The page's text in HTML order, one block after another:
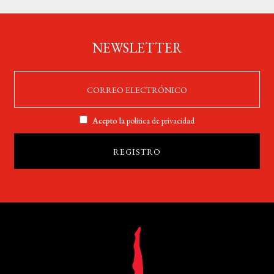
NEWSLETTER
Acepto lapolítica de privacidad